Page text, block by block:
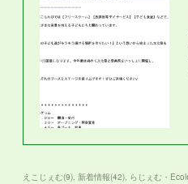
えこじぇむ(9) 新着情報(42) らじぇむ・